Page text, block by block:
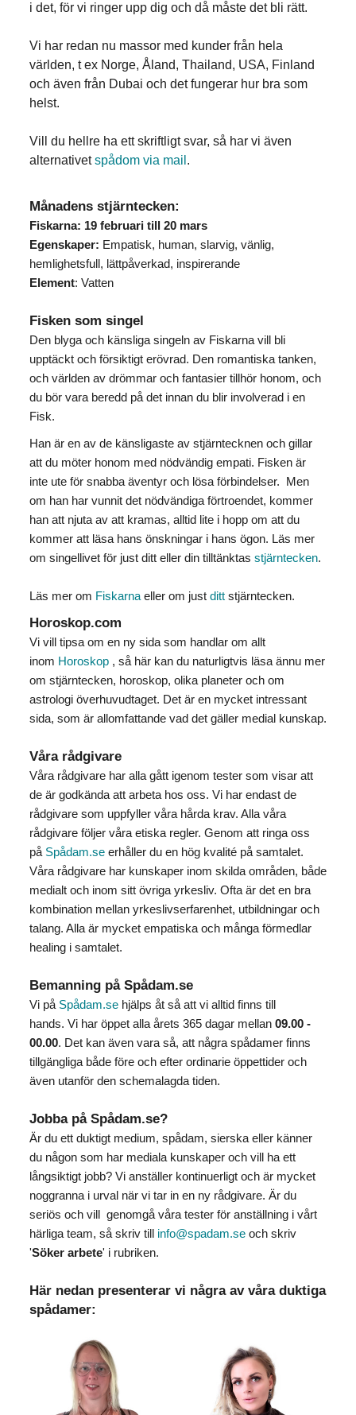
i det, för vi ringer upp dig och då måste det bli rätt.
Vi har redan nu massor med kunder från hela
världen, t ex Norge, Åland, Thailand, USA, Finland
och även från Dubai och det fungerar hur bra som
helst.
Vill du hellre ha ett skriftligt svar, så har vi även
alternativetspådom via mail .
Månadens stjärntecken:
Fiskarna: 19 februari till 20 mars
Egenskaper: Empatisk, human, slarvig, vänlig,
hemlighetsfull, lättpåverkad, inspirerande
Element: Vatten
Fisken som singel
Den blyga och känsliga singeln av Fiskarna vill bli
upptäckt och försiktigt erövrad. Den romantiska tanken,
och världen av drömmar och fantasier tillhör honom, och
du bör vara beredd på det innan du blir involverad i en
Fisk.
Han är en av de känsligaste av stjärntecknen och gillar
att du möter honom med nödvändig empati. Fisken är
inte ute för snabba äventyr och lösa förbindelser. Men
om han har vunnit det nödvändiga förtroendet, kommer
han att njuta av att kramas, alltid lite i hopp om att du
kommer att läsa hans önskningar i hans ögon. Läs mer
om singellivet för just ditt eller din tilltänktas stjärntecken.
Läs mer om Fiskarnaeller om just dittstjärntecken.
Horoskop.com
Vi vill tipsa om en ny sida som handlar om allt
inom Horoskop, så här kan du naturligtvis läsa ännu mer
om stjärntecken, horoskop, olika planeter och om
astrologi överhuvudtaget. Det är en mycket intressant
sida, som är allomfattande vad det gäller medial kunskap.
Våra rådgivare
Våra rådgivare har alla gått igenom tester som visar att
de är godkända att arbeta hos oss. Vi har endast de
rådgivare som uppfyller våra hårda krav. Alla våra
rådgivare följer våra etiska regler. Genom att ringa oss
på Spådam.seerhåller du en hög kvalité på samtalet.
Våra rådgivare har kunskaper inom skilda områden, både
medialt och inom sitt övriga yrkesliv. Ofta är det en bra
kombination mellan yrkeslivserfarenhet, utbildningar och
talang. Alla är mycket empatiska och många förmedlar
healing i samtalet.
Bemanning på Spådam.se
Vi på Spådam.sehjälps åt så att vi alltid finns till
hands. Vi har öppet alla årets 365 dagar mellan 09.00 -
00.00. Det kan även vara så, att några spådamer finns
tillgängliga både före och efter ordinarie öppettider och
även utanför den schemalagda tiden.
Jobba på Spådam.se?
Är du ett duktigt medium, spådam, sierska eller känner
du någon som har mediala kunskaper och vill ha ett
långsiktigt jobb? Vi anställer kontinuerligt och är mycket
noggranna i urval när vi tar in en ny rådgivare. Är du
seriös och vill genomgå våra tester för anställning i vårt
härliga team, så skriv till info@spadam.seoch skriv
'Söker arbete' i rubriken.
Här nedan presenterar vi några av våra duktiga
spådamer: